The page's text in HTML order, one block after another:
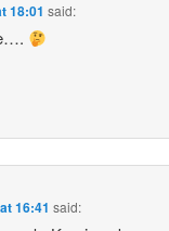
18:01 said:
16:41 said: